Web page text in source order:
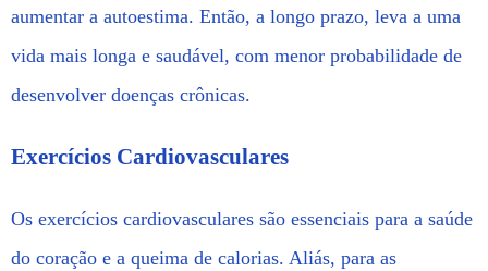
aumentar a autoestima. Então, a longo prazo, leva a uma
vida mais longa e saudável, com menor probabilidade de
desenvolver doenças crônicas.
Exercícios Cardiovasculares
Os exercícios cardiovasculares são essenciais para a saúde
do coração e a queima de calorias. Aliás, para as